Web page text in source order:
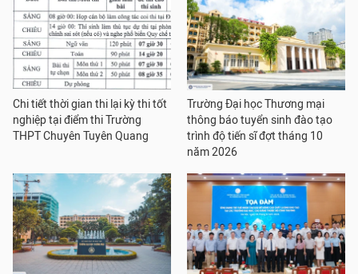
Chi tiết thời gian thi lại kỳ thi tốt
nghiệp tại điểm thi Trường
THPT Chuyên Tuyên Quang
Trường Đại học Thương mại
thông báo tuyển sinh đào tạo
trình độ tiến sĩ đợt tháng 10
năm 2026